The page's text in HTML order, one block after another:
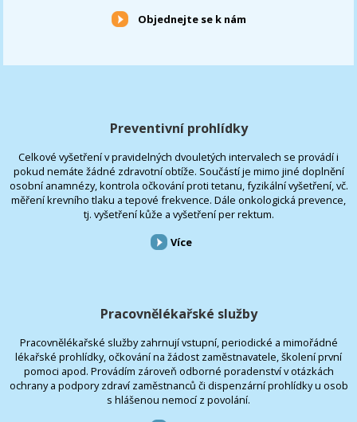
Objednejte se k nám
Preventivní prohlídky
Celkové vyšetření v pravidelných dvouletých intervalech se provádí i
pokud nemáte žádné zdravotní obtíže. Součástí je mimo jiné doplnění
osobní anamnézy, kontrola očkování proti tetanu, fyzikální vyšetření, vč.
měření krevního tlaku a tepové frekvence. Dále onkologická prevence,
tj. vyšetření kůže a vyšetření per rektum.
Více
Pracovnělékařské služby
Pracovnělékařské služby zahrnují vstupní, periodické a mimořádné
lékařské prohlídky, očkování na žádost zaměstnavatele, školení první
pomoci apod. Provádím zároveň odborné poradenství v otázkách
ochrany a podpory zdraví zaměstnanců či dispenzární prohlídky u osob
s hlášenou nemocí z povolání.